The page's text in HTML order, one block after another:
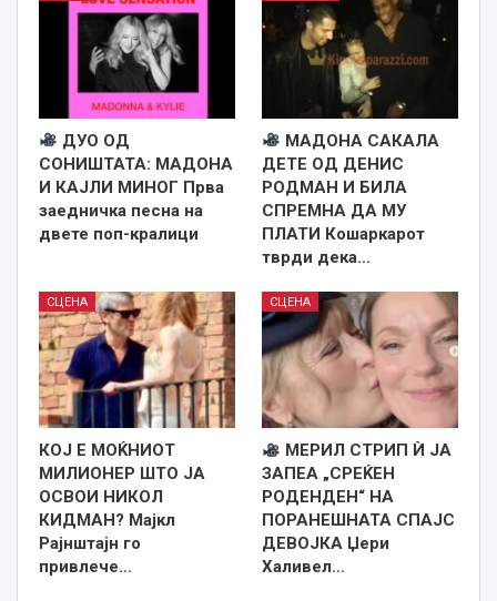
ДУО ОД
СОНИШТАТА: МАДОНА
И КАЈЛИ МИНОГ Прва
заедничка песна на
двете поп-кралици
МАДОНА САКАЛА
ДЕТЕ ОД ДЕНИС
РОДМАН И БИЛА
СПРЕМНА ДА МУ
ПЛАТИ Кошаркарот
тврди дека…
СЦЕНА
КОЈ Е МОЌНИОТ
МИЛИОНЕР ШТО ЈА
ОСВОИ НИКОЛ
КИДМАН? Мајкл
Рајнштајн го
привлече…
СЦЕНА
МЕРИЛ СТРИП Ѝ ЈА
ЗАПЕА „СРЕЌЕН
РОДЕНДЕН“ НА
ПОРАНЕШНАТА СПАЈС
ДЕВОЈКА Џери
Халивел…